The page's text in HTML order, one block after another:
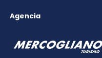
Agencia